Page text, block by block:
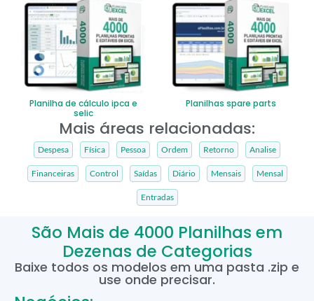
Planilha de cálculo ipca e
selic
Planilhas spare parts
Mais áreas relacionadas:
Despesa Física Pessoa Ordem Retorno Analise
Financeiras Control Saídas Diário Mensais Mensal
Entradas
São Mais de 4000 Planilhas em
Dezenas de Categorias
Baixe todos os modelos em uma pasta .zip e
use onde precisar.